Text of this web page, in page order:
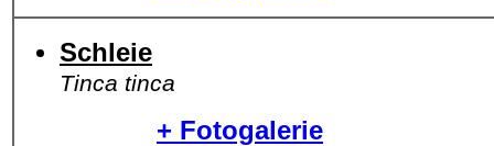
Schleie
Tinca tinca
+ Fotogalerie